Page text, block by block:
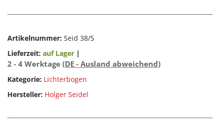
Artikelnummer: Seid 38/S
Lieferzeit: auf Lager |
2 - 4 Werktage (DE - Ausland abweichend)
Kategorie: Lichterbogen
Hersteller: Holger Seidel